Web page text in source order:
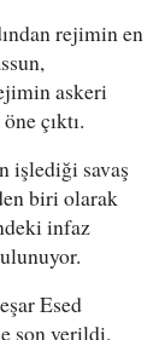
rejimin en
askeri
çıktı.
işlediği savaş
biri olarak
infaz
Esed
son verildi.